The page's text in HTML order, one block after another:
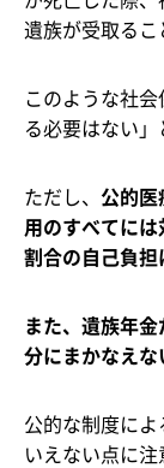
遺族が受取るこ
このような社
る必要はない」
ただし、 公的医
用のすべてに
割合の自己負担
また、遺族年
分にまかなえな
公的な制度に
いえない点に注